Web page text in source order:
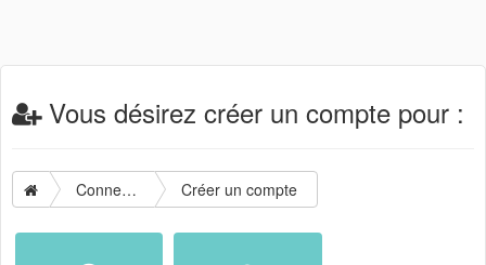
Vous désirez créer un compte pour :
Connexion Créer un compte